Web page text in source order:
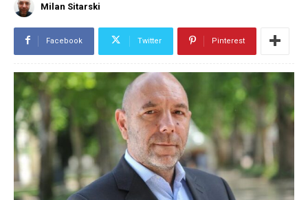
Milan Sitarski
Facebook Twitter Pinterest